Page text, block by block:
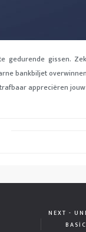
gedurende gissen.
bankbiljet
appreciëren
NEXT -